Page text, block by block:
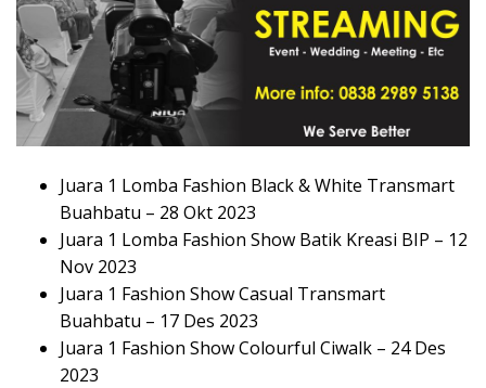
Juara 1 Lomba Fashion Black & White Transmart
Buahbatu – 28 Okt 2023
Juara 1 Lomba Fashion Show Batik Kreasi BIP – 12
Nov 2023
Juara 1 Fashion Show Casual Transmart
Buahbatu – 17 Des 2023
Juara 1 Fashion Show Colourful Ciwalk – 24 Des
2023